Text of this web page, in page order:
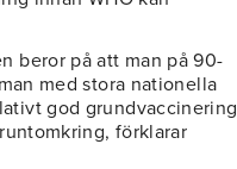
beror på att man på 90-
med stora nationella
god grundvaccinering
förklarar